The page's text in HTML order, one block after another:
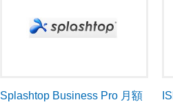
Splashtop Business Pro 月額